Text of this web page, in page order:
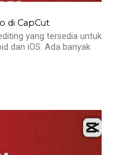
di CapCut
yang tersedia untuk
dan iOS. Ada banyak